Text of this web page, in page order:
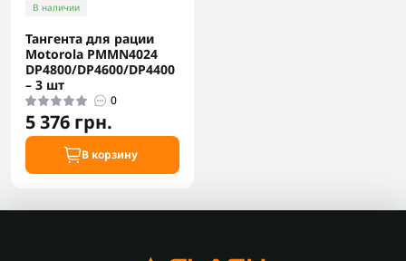
В наличии
Тангента для рации
Motorola PMMN4024
DP4800/DP4600/DP4400
– 3 шт
0
5 376 грн.
В корзину